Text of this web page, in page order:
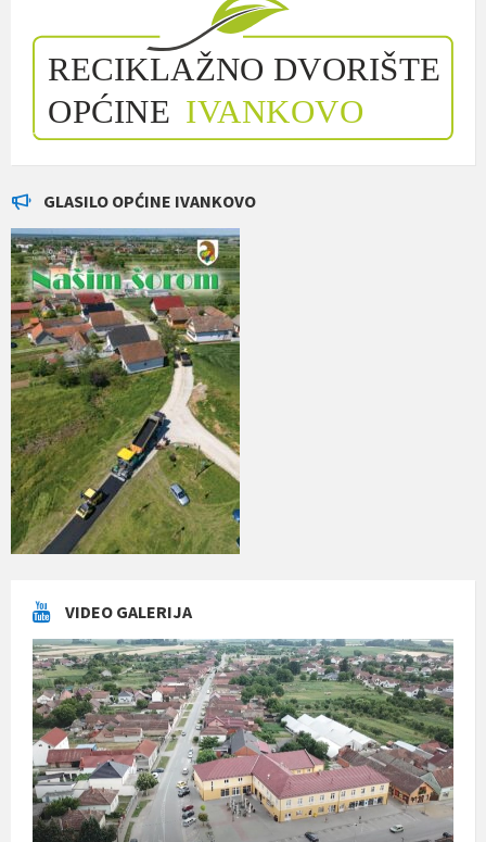
GLASILO OPĆINE IVANKOVO
VIDEO GALERIJA